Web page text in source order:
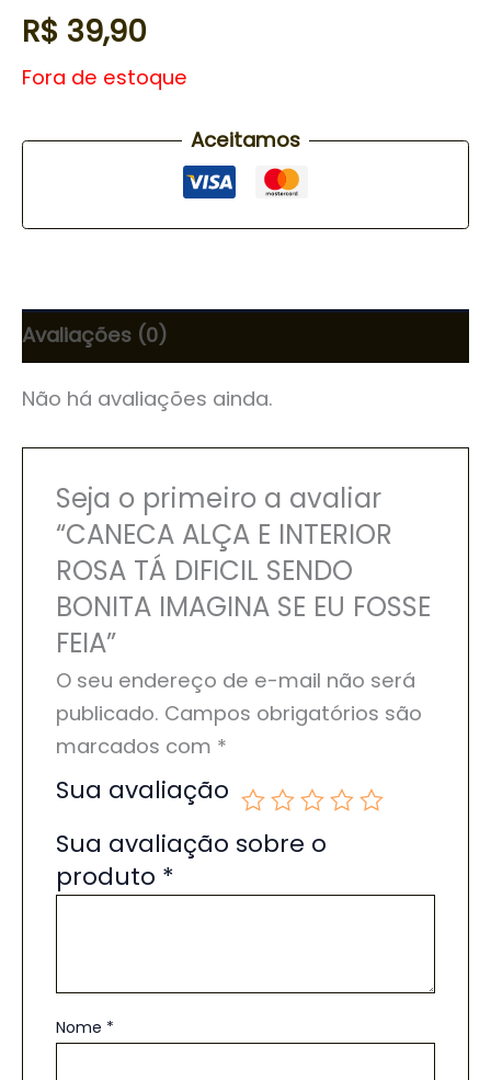
R$ 39,90
Fora de estoque
Aceitamos
Avaliações (0)
Não há avaliações ainda.
Seja o primeiro a avaliar
“CANECA ALÇA E INTERIOR
ROSA TÁ DIFICIL SENDO
BONITA IMAGINA SE EU FOSSE
FEIA”
O seu endereço de e-mail não será
publicado. Campos obrigatórios são
marcados com *
Sua avaliação
Sua avaliação sobre o
produto *
Nome *